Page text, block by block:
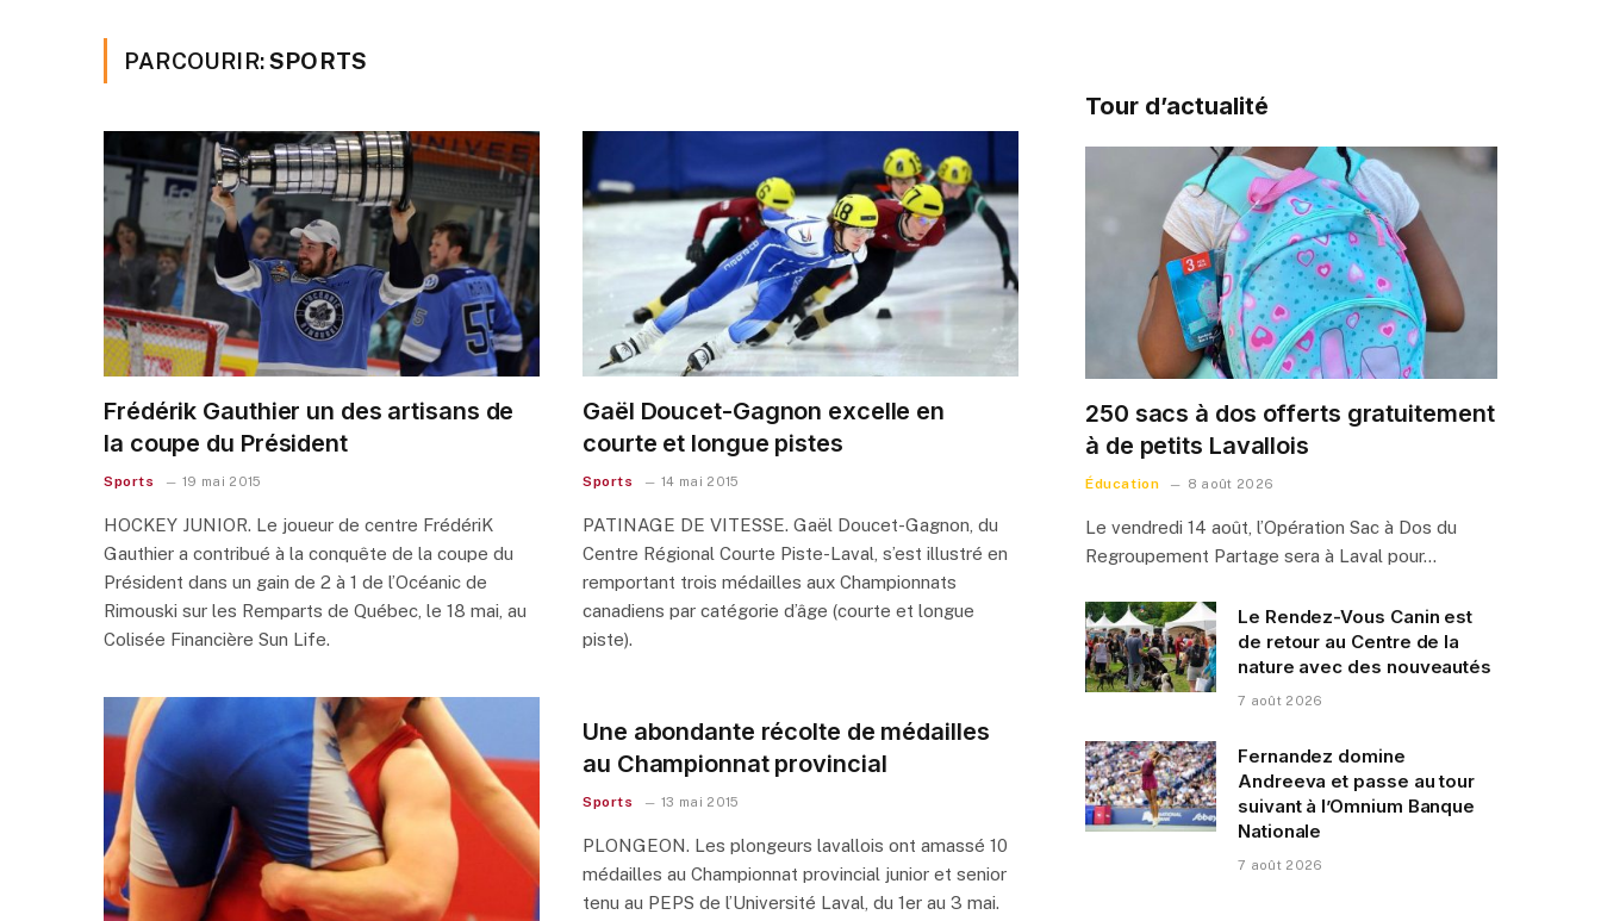
PARCOURIR:SPORTS
Frédérik Gauthier un des artisans de
la coupe du Président
Sports 19 mai 2015
HOCKEY JUNIOR. Le joueur de centre FrédériK
Gauthier a contribué à la conquête de la coupe du
Président dans un gain de 2 à 1 de l’Océanic de
Rimouski sur les Remparts de Québec, le 18 mai, au
Colisée Financière Sun Life.
Gaël Doucet-Gagnon excelle en
courte et longue pistes
Sports 14 mai 2015
PATINAGE DE VITESSE. Gaël Doucet-Gagnon, du
Centre Régional Courte Piste-Laval, s’est illustré en
remportant trois médailles aux Championnats
canadiens par catégorie d’âge (courte et longue
piste).
Une abondante récolte de médailles
au Championnat provincial
Sports 13 mai 2015
PLONGEON. Les plongeurs lavallois ont amassé 10
médailles au Championnat provincial junior et senior
tenu au PEPS de l’Université Laval, du 1er au 3 mai.
Tour d’actualité
250 sacs à dos offerts gratuitement
à de petits Lavallois
Éducation 8 août 2026
Le vendredi 14 août, l’Opération Sac à Dos du
Regroupement Partage sera à Laval pour…
Le Rendez-Vous Canin est
de retour au Centre de la
nature avec des nouveautés
7 août 2026
Fernandez domine
Andreeva et passe au tour
suivant à l’Omnium Banque
Nationale
7 août 2026